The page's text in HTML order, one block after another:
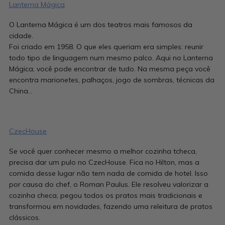
Lanterna Mágica
O Lanterna Mágica é um dos teatros mais famosos da
cidade.
Foi criado em 1958. O que eles queriam era simples: reunir
todo tipo de linguagem num mesmo palco. Aqui no Lanterna
Mágica, você pode encontrar de tudo. Na mesma peça você
encontra marionetes, palhaços, jogo de sombras, técnicas da
China…
CzecHouse
Se você quer conhecer mesmo a melhor cozinha tcheca,
precisa dar um pulo no CzecHouse. Fica no Hilton, mas a
comida desse lugar não tem nada de comida de hotel. Isso
por causa do chef, o Roman Paulus. Ele resolveu valorizar a
cozinha checa, pegou todos os pratos mais tradicionais e
transformou em novidades, fazendo uma releitura de pratos
clássicos.